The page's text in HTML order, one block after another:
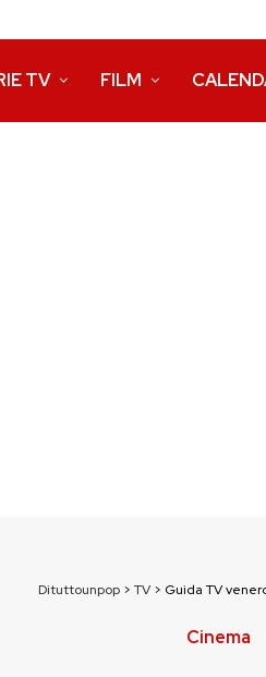
TV FILM
Dituttounpop > TV > Guida TV
Cinema